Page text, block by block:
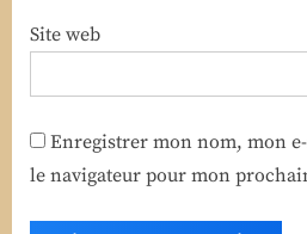
Site web
Enregistrer mon nom, mon
le navigateur pour mon